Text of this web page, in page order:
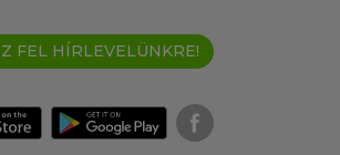
FEL HÍRLEVELÜNKRE!